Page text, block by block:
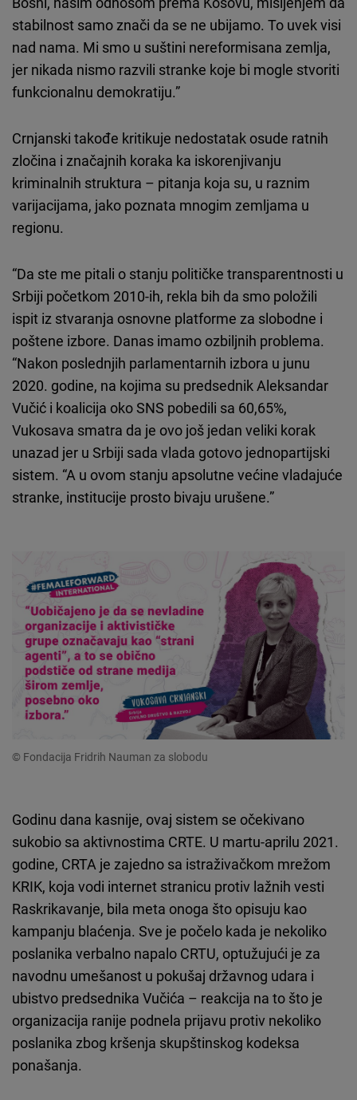
stabilnost samo znači da se ne ubijamo. To uvek visi
nad nama. Mi smo u suštini nereformisana zemlja,
jer nikada nismo razvili stranke koje bi mogle stvoriti
funkcionalnu demokratiju.”
Crnjanski takođe kritikuje nedostatak osude ratnih
zločina i značajnih koraka ka iskorenjivanju
kriminalnih struktura – pitanja koja su, u raznim
varijacijama, jako poznata mnogim zemljama u
regionu.
“Da ste me pitali o stanju političke transparentnosti u
Srbiji početkom 2010-ih, rekla bih da smo položili
ispit iz stvaranja osnovne platforme za slobodne i
poštene izbore. Danas imamo ozbiljnih problema.
“Nakon poslednjih parlamentarnih izbora u junu
2020. godine, na kojima su predsednik Aleksandar
Vučić i koalicija oko SNS pobedili sa 60,65%,
Vukosava smatra da je ovo još jedan veliki korak
unazad jer u Srbiji sada vlada gotovo jednopartijski
sistem. “A u ovom stanju apsolutne većine vladajuće
stranke, institucije prosto bivaju urušene.”
© Fondacija Fridrih Nauman za slobodu
Godinu dana kasnije, ovaj sistem se očekivano
sukobio sa aktivnostima CRTE. U martu-aprilu 2021.
godine, CRTA je zajedno sa istraživačkom mrežom
KRIK, koja vodi internet stranicu protiv lažnih vesti
Raskrikavanje, bila meta onoga što opisuju kao
kampanju blaćenja. Sve je počelo kada je nekoliko
poslanika verbalno napalo CRTU, optužujući je za
navodnu umešanost u pokušaj državnog udara i
ubistvo predsednika Vučića – reakcija na to što je
organizacija ranije podnela prijavu protiv nekoliko
poslanika zbog kršenja skupštinskog kodeksa
ponašanja.